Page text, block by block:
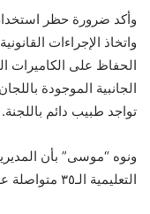
وأكد ضرورة حظر
واتخاذ الإجراءات
الحفاظ على الكاميرات
الجانبية الموجودة
تواجد طبيب دائم باللجنة.
ونوه “موسى” بأن
التعليمية الـ٣٥ متواصلة على مدار اللحظة.